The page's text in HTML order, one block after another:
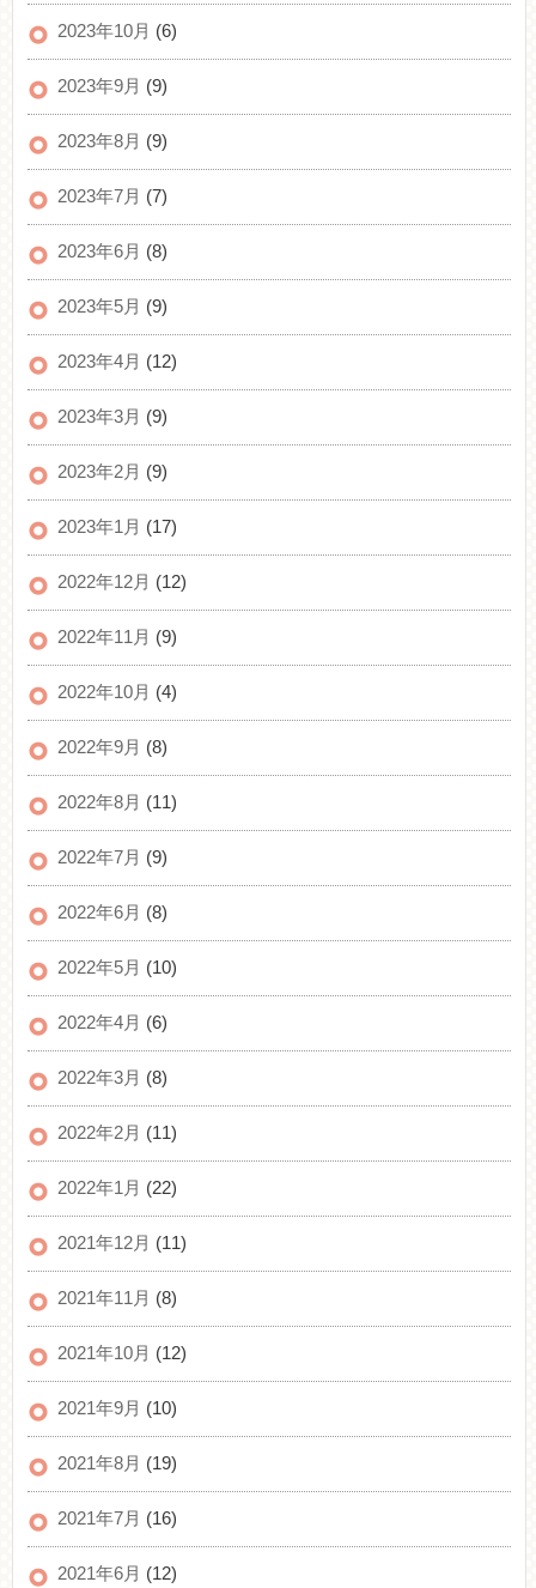
2023年10月 (6)
2023年9月 (9)
2023年8月 (9)
2023年7月 (7)
2023年6月 (8)
2023年5月 (9)
2023年4月 (12)
2023年3月 (9)
2023年2月 (9)
2023年1月 (17)
2022年12月 (12)
2022年11月 (9)
2022年10月 (4)
2022年9月 (8)
2022年8月 (11)
2022年7月 (9)
2022年6月 (8)
2022年5月 (10)
2022年4月 (6)
2022年3月 (8)
2022年2月 (11)
2022年1月 (22)
2021年12月 (11)
2021年11月 (8)
2021年10月 (12)
2021年9月 (10)
2021年8月 (19)
2021年7月 (16)
2021年6月 (12)